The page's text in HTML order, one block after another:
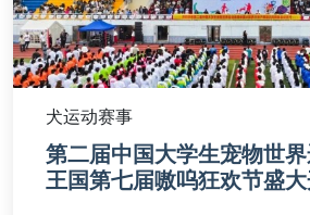
犬运动赛事
第二届中国大学生宠物世
王国第七届嗷呜狂欢节盛